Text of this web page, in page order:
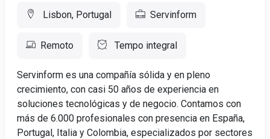
Lisbon, Portugal Servinform
Remoto Tempo integral
Servinform es una compañía sólida y en pleno
crecimiento, con casi 50 años de experiencia en
soluciones tecnológicas y de negocio. Contamos con
más de 6.000 profesionales con presencia en España,
Portugal, Italia y Colombia, especializados por sectores